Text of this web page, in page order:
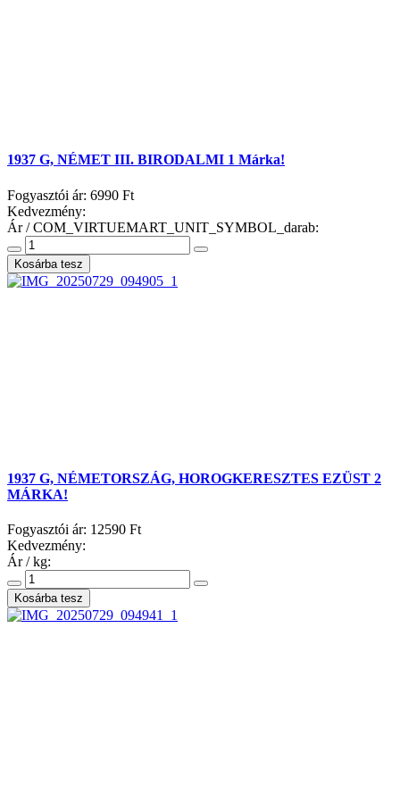
1937 G, NÉMET III. BIRODALMI 1 Márka!
Fogyasztói ár: 6990 Ft
Kedvezmény:
Ár / COM_VIRTUEMART_UNIT_SYMBOL_darab:
1937 G, NÉMETORSZÁG, HOROGKERESZTES EZÜST 2
MÁRKA!
Fogyasztói ár: 12590 Ft
Kedvezmény:
Ár / kg: